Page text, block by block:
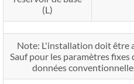
(L)
Note: L'installation doit être
Sauf pour les paramètres
données